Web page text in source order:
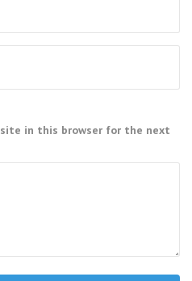
in this browser for the next